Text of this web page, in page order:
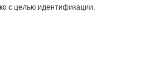
с целью идентификации.